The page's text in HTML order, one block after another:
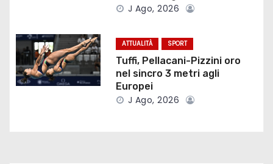
r
t
i
J Ago, 2026
ATTUALITÀ SPORT
Tuffi, Pellacani-Pizzini oro
nel sincro 3 metri agli
Europei
J Ago, 2026